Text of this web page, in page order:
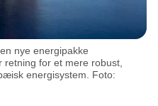
nye energipakke
for et mere robust,
energisystem. Foto: